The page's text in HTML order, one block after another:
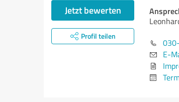
Jetzt bewerten
Profil teilen
E-